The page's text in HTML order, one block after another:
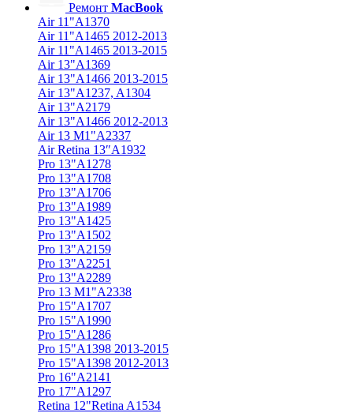
Ремонт MacBook
Air 11"A1370
Air 11"A1465 2012-2013
Air 11"A1465 2013-2015
Air 13"A1369
Air 13"A1466 2013-2015
Air 13"A1237, A1304
Air 13"A2179
Air 13"A1466 2012-2013
Air 13 M1"A2337
Air Retina 13″A1932
Pro 13"A1278
Pro 13"A1708
Pro 13"A1706
Pro 13"A1989
Pro 13"A1425
Pro 13"A1502
Pro 13"A2159
Pro 13"A2251
Pro 13"A2289
Pro 13 M1"A2338
Pro 15"A1707
Pro 15"A1990
Pro 15"A1286
Pro 15"A1398 2013-2015
Pro 15"A1398 2012-2013
Pro 16"A2141
Pro 17"A1297
Retina 12"Retina A1534